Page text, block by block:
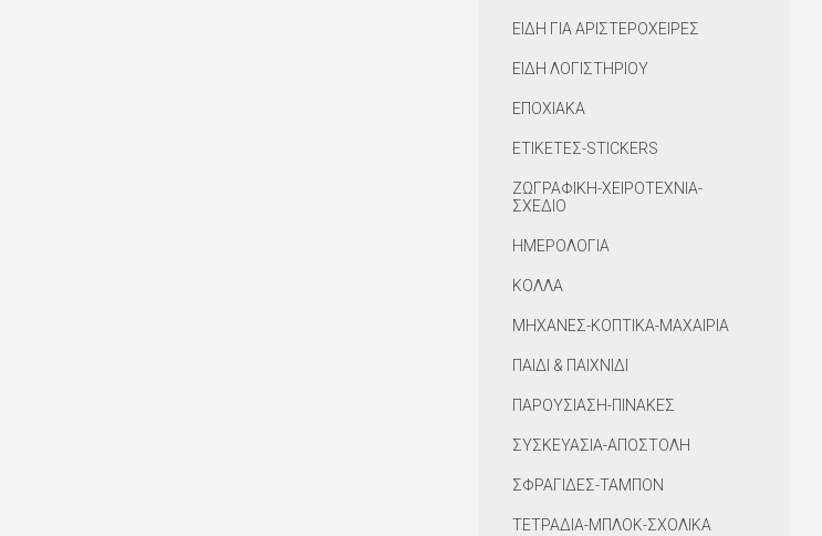
ΕΙΔΗ ΓΙΑ ΑΡΙΣΤΕΡΟΧΕΙΡΕΣ
ΕΙΔΗ ΛΟΓΙΣΤΗΡΙΟΥ
ΕΠΟΧΙΑΚΑ
ΕΤΙΚΕΤΕΣ-STICKERS
ΖΩΓΡΑΦΙΚΗ-ΧΕΙΡΟΤΕΧΝΙΑ-
ΣΧΕΔΙΟ
ΗΜΕΡΟΛΟΓΙΑ
ΚΟΛΛΑ
ΜΗΧΑΝΕΣ-ΚΟΠΤΙΚΑ-ΜΑΧΑΙΡΙΑ
ΠΑΙΔΙ & ΠΑΙΧΝΙΔΙ
ΠΑΡΟΥΣΙΑΣΗ-ΠΙΝΑΚΕΣ
ΣΥΣΚΕΥΑΣΙΑ-ΑΠΟΣΤΟΛΗ
ΣΦΡΑΓΙΔΕΣ-ΤΑΜΠΟΝ
ΤΕΤΡΑΔΙΑ-ΜΠΛΟΚ-ΣΧΟΛΙΚΑ